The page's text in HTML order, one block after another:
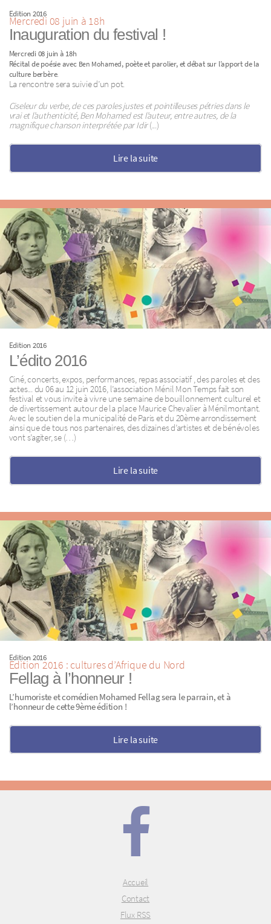
Edition 2016
Mercredi 08 juin à 18h
Inauguration du festival !
Mercredi 08 juin à 18h
Récital de poésie avec Ben Mohamed, poète et parolier, et débat sur l’apport de la
culture berbère.
La rencontre sera suivie d’un pot.
Ciseleur du verbe, de ces paroles justes et pointilleuses pétries dans le
vrai et l’authenticité, Ben Mohamed est l’auteur, entre autres, de la
magnifique chanson interprétée par Idir(...)
Lire la suite
Edition 2016
L’édito 2016
Ciné, concerts, expos, performances, repas associatif , des paroles et des
actes... du 06 au 12 juin 2016, l’association Ménil Mon Temps fait son
festival et vous invite à vivre une semaine de bouillonnement culturel et
de divertissement autour de la place Maurice Chevalier à Ménilmontant.
Avec le soutien de la municipalité de Paris et du 20ème arrondissement
ainsi que de tous nos partenaires, des dizaines d’artistes et de bénévoles
vont s’agiter, se (…)
Lire la suite
Edition 2016
Edition 2016 : cultures d’Afrique du Nord
Fellag à l’honneur !
L’humoriste et comédien Mohamed Fellag sera le parrain, et à
l’honneur de cette 9ème édition !
Lire la suite
Accueil
Contact
Flux RSS